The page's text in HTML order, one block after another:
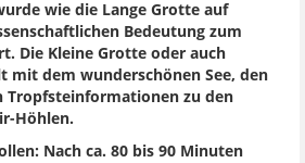
wie die Lange Grotte auf
Bedeutung zum
Die Kleine Grotte oder auch
mit dem wunderschönen See, den
Tropfsteinformationen zu den
Höhlen.
Nach ca. 80 bis 90 Minuten